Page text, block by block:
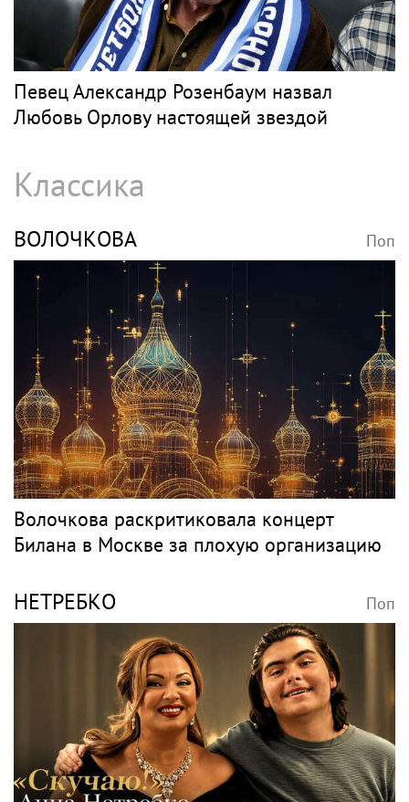
SHOT: комик Слепаков переписал свои
квартиры в РФ на родителей после
переезда
РОЗЕНБАУМ Поп
Певец Александр Розенбаум назвал
Любовь Орлову настоящей звездой
Классика